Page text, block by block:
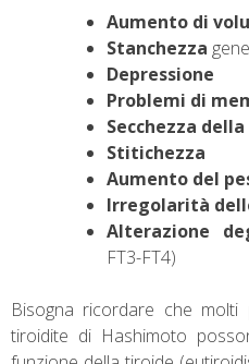
Aumento di
Stanchezza
Depressione
Problemi di
Secchezza
Stitichezza
Aumento del
Irregolarità
Alterazione
FT3-FT4)
Bisogna ricordare che
tiroidite di Hashimoto